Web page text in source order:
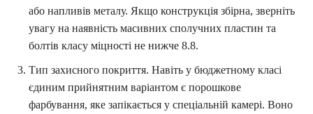
або напливів металу. Якщо конструкція збірна, зверніть
увагу на наявність масивних сполучних пластин та
болтів класу міцності не нижче 8.8.
Тип захисного покриття. Навіть у бюджетному класі
єдиним прийнятним варіантом є порошкове
фарбування, яке запікається у спеціальній камері. Воно